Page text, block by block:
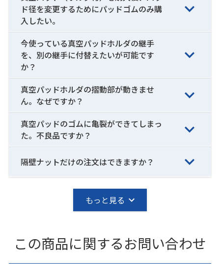
ド径を変更するためにパッドゴムのみ購
入したい。
今使っている真空パッドホルダの継手
を、別の継手に付替えたいが可能です
か？
真空パッドホルダの摺動部が動きませ
ん。なぜですか？
真空パッドのゴムに亀裂ができてしまっ
た。不良品ですか？
隔壁ナットだけの注文はできますか？
もっと見る
この商品に関するお問い合わせ